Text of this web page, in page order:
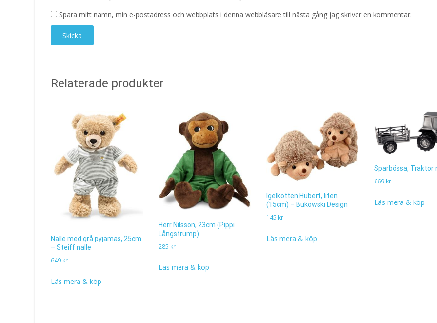
Spara mitt namn, min e-postadress och webbplats i denna webbläsare till nästa gång jag skriver en kommentar.
Relaterade produkter
Nalle med grå pyjamas, 25cm
– Steiff nalle
649 kr
Läs mera & köp
Herr Nilsson, 23cm (Pippi
Långstrump)
285 kr
Läs mera & köp
Igelkotten Hubert, liten
(15cm) – Bukowski Design
145 kr
Läs mera & köp
Sparbössa, Traktor
669 kr
Läs mera & köp